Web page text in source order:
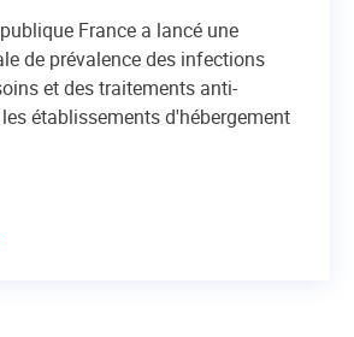
France a lancé une
de prévalence des infections
et des traitements anti-
établissements d'hébergement